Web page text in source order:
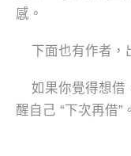
感。
下面也有作者，
如果你覺得想借
醒自己 “下次再借”。